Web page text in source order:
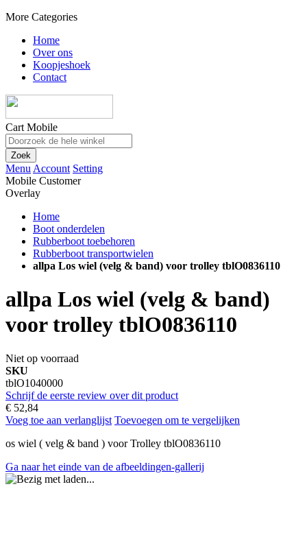
More Categories
Home
Over ons
Koopjeshoek
Contact
Cart Mobile
Zoek
Menu Account Setting
Mobile Customer
Overlay
Home
Boot onderdelen
Rubberboot toebehoren
Rubberboot transportwielen
allpa Los wiel (velg & band) voor trolley tblO0836110
allpa Los wiel (velg & band)
voor trolley tblO0836110
Niet op voorraad
SKU
tblO1040000
Schrijf de eerste review over dit product
€ 52,84
Voeg toe aan verlanglijst Toevoegen om te vergelijken
os wiel ( velg & band ) voor Trolley tblO0836110
Ga naar het einde van de afbeeldingen-gallerij